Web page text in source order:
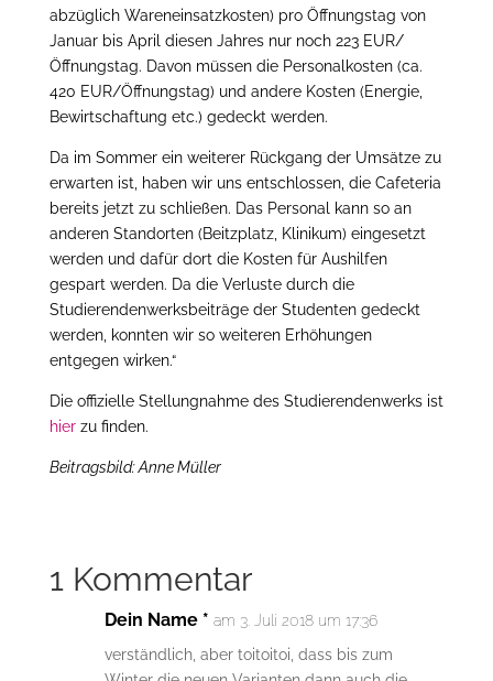
abzüglich Wareneinsatzkosten) pro Öffnungstag von
Januar bis April diesen Jahres nur noch 223 EUR/
Öffnungstag. Davon müssen die Personalkosten (ca.
420 EUR/Öffnungstag) und andere Kosten (Energie,
Bewirtschaftung etc.) gedeckt werden.
Da im Sommer ein weiterer Rückgang der Umsätze zu
erwarten ist, haben wir uns entschlossen, die Cafeteria
bereits jetzt zu schließen. Das Personal kann so an
anderen Standorten (Beitzplatz, Klinikum) eingesetzt
werden und dafür dort die Kosten für Aushilfen
gespart werden. Da die Verluste durch die
Studierendenwerksbeiträge der Studenten gedeckt
werden, konnten wir so weiteren Erhöhungen
entgegen wirken.“
Die offizielle Stellungnahme des Studierendenwerks ist
hierzu finden.
Beitragsbild: Anne Müller
1 Kommentar
Dein Name * am 3. Juli 2018 um 17:36
verständlich, aber toitoitoi, dass bis zum